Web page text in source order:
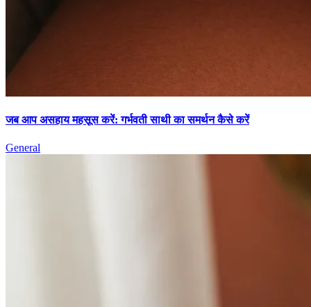
जब आप असहाय महसूस करें: गर्भवती साथी का समर्थन कैसे करें
General